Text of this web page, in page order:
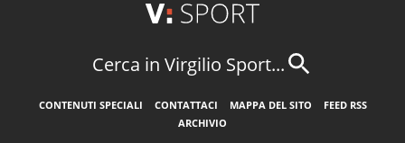
Cerca in Virgilio Sport...
CONTENUTI SPECIALI CONTATTACI MAPPA DEL SITO
FEED RSS
ARCHIVIO